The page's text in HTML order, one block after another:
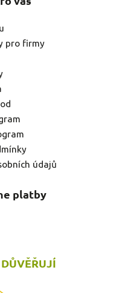
pro firmy
údajů
platby
DŮVĚŘUJÍ